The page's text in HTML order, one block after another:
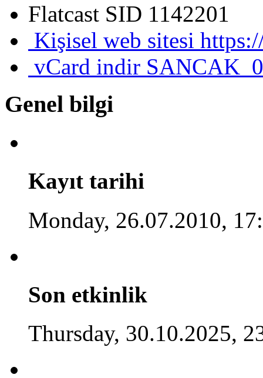
Flatcast SID 1142201
Kişisel web sitesi
vCard indir
Genel bilgi
Kayıt tarihi
Monday, 26.07.2010,
Son etkinlik
Thursday, 30.10.2025,